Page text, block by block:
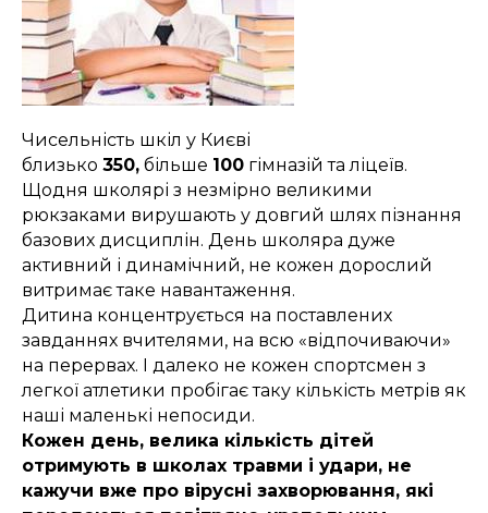
Чисельність шкіл у Києві
близько 350, більше 100 гімназій та ліцеїв.
Щодня школярі з незмірно великими
рюкзаками вирушають у довгий шлях пізнання
базових дисциплін. День школяра дуже
активний і динамічний, не кожен дорослий
витримає таке навантаження.
Дитина концентрується на поставлених
завданнях вчителями, на всю «відпочиваючи»
на перервах. І далеко не кожен спортсмен з
легкої атлетики пробігає таку кількість метрів як
наші маленькі непосиди.
Кожен день, велика кількість дітей
отримують в школах травми і удари, не
кажучи вже про вірусні захворювання, які